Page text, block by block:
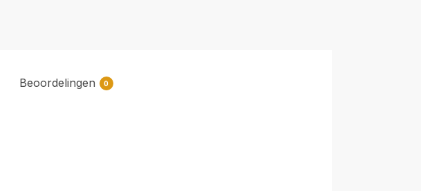
Beoordelingen 0